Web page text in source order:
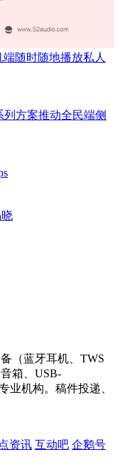
随时随地播放私人
方案推动全民端侧
（蓝牙耳机、TWS
箱、USB-
业机构。稿件投递、
资讯 互动吧 企鹅号